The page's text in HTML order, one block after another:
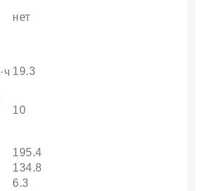
нет
19.3
10
195.4
134.8
6.3